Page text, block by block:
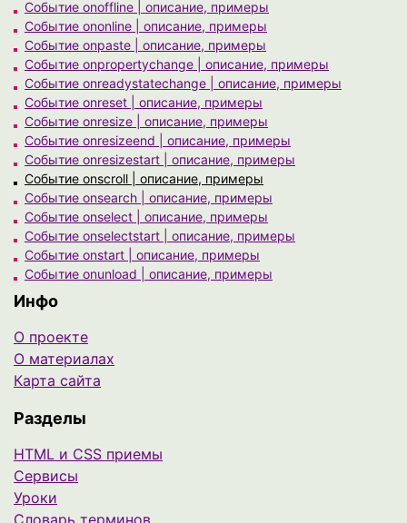
Событие onoffline | описание, примеры
Событие ononline | описание, примеры
Событие onpaste | описание, примеры
Событие onpropertychange | описание, примеры
Событие onreadystatechange | описание, примеры
Событие onreset | описание, примеры
Событие onresize | описание, примеры
Событие onresizeend | описание, примеры
Событие onresizestart | описание, примеры
Событие onscroll | описание, примеры
Событие onsearch | описание, примеры
Событие onselect | описание, примеры
Событие onselectstart | описание, примеры
Событие onstart | описание, примеры
Событие onunload | описание, примеры
Инфо
О проекте
О материалах
Карта сайта
Разделы
HTML и CSS приемы
Сервисы
Уроки
Cловарь терминов